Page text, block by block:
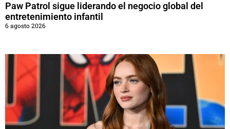
Paw Patrol sigue liderando el negocio global del
entretenimiento infantil
6 agosto 2026